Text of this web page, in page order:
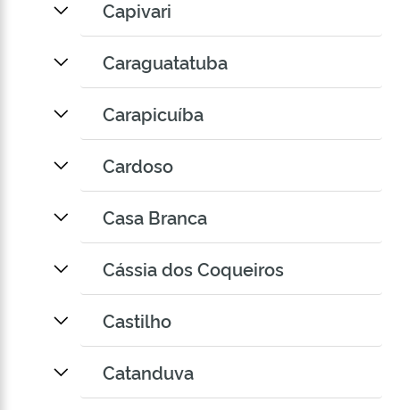
Capivari
Caraguatatuba
Carapicuíba
Cardoso
Casa Branca
Cássia dos Coqueiros
Castilho
Catanduva